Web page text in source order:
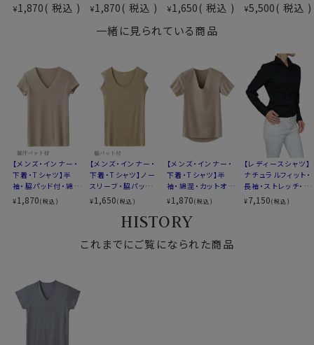
※実際の商品と画面上の色は異なる場合がありますの
※商品の特性上返品交換は承ることができませんのでご
了承ください。
※アセドロンは商品によって生地が異なります。
60521
¥1,870 税込 ¥1,870 税込 ¥1,650 税込 ¥5,500 税込
一緒に見られている商品
【メンズ・インナー・
下着・Tシャツ】半
袖・脇パッド付・綿
混・カットオフ・立体
設計・吸湿速乾・抗
¥1,870(税込)
【メンズ・インナー・
下着・Tシャツ】ノー
スリーブ・脇パッド
付・綿混・カットオ
フ・吸湿速乾・抗菌
防臭・日本製
¥1,650(税込)
【メンズ・インナー・
下着・Tシャツ】半
袖・綿混・カットオ
フ・速乾・抗菌防臭・
日本製
¥1,870(税込)
【レディースシャツ】
ナチュラルフィット・
長袖・ストレッチ・イ
ージーケア・イタリ
アンカラー
¥7,150(税込)
HISTORY
これまでにご覧になられた商品